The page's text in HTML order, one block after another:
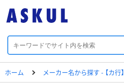
ホーム メーカー名から探す - 【カ行】